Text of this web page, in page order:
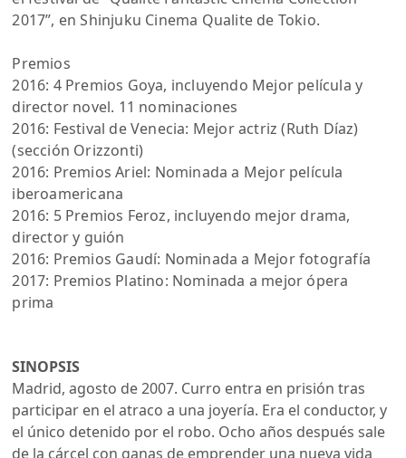
2017”, en Shinjuku Cinema Qualite de Tokio.
Premios
2016: 4 Premios Goya, incluyendo Mejor película y
director novel. 11 nominaciones
2016: Festival de Venecia: Mejor actriz (Ruth Díaz)
(sección Orizzonti)
2016: Premios Ariel: Nominada a Mejor película
iberoamericana
2016: 5 Premios Feroz, incluyendo mejor drama,
director y guión
2016: Premios Gaudí: Nominada a Mejor fotografía
2017: Premios Platino: Nominada a mejor ópera
prima
SINOPSIS
Madrid, agosto de 2007. Curro entra en prisión tras
participar en el atraco a una joyería. Era el conductor, y
el único detenido por el robo. Ocho años después sale
de la cárcel con ganas de emprender una nueva vida